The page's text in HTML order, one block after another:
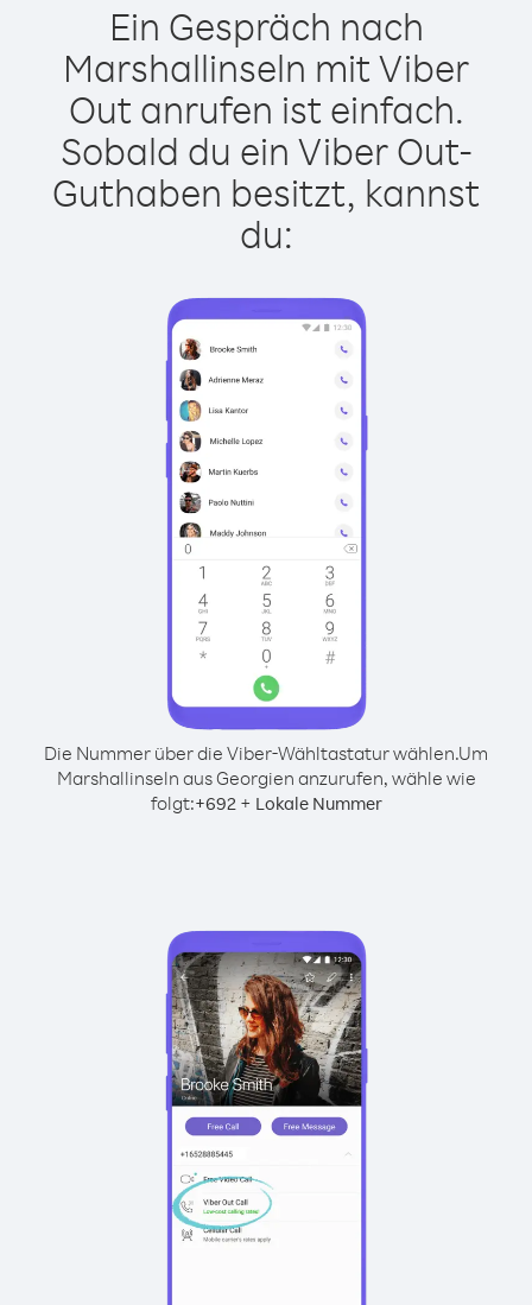
Ein Gespräch nach
Marshallinseln mit Viber
Out anrufen ist einfach.
Sobald du ein Viber Out-
Guthaben besitzt, kannst
du:
Die Nummer über die Viber-Wähltastatur wählen.Um
Marshallinseln aus Georgien anzurufen, wähle wie
folgt:+692+ Lokale Nummer